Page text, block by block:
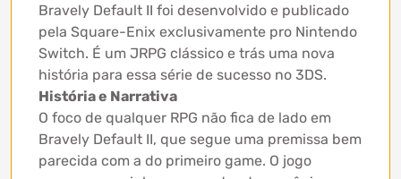
Bravely Default II foi desenvolvido e publicado
pela Square-Enix exclusivamente pro Nintendo
Switch. É um JRPG clássico e trás uma nova
história para essa série de sucesso no 3DS.
História e Narrativa
O foco de qualquer RPG não fica de lado em
Bravely Default II, que segue uma premissa bem
parecida com a do primeiro game. O jogo